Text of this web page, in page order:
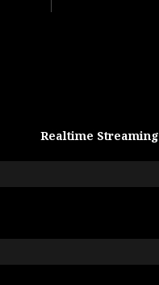
Realtime Streaming